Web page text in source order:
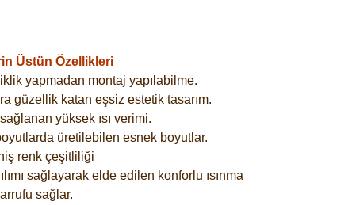
Üstün Özellikleri
yapmadan montaj yapılabilme.
güzellik katan eşsiz estetik tasarım.
yüksek ısı verimi.
üretilebilen esnek boyutlar.
renk çeşitliliği
sağlayarak elde edilen konforlu ısınma
sağlar.